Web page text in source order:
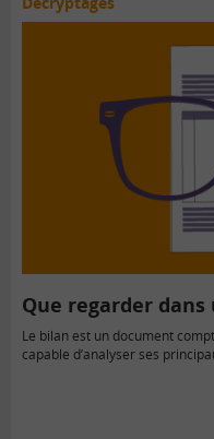
Que regarder dans
Le bilan est un document
capable d’analyser ses